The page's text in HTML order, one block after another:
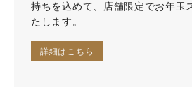
持ちを込めて、店舗限定でお年玉
たします。
詳細はこちら